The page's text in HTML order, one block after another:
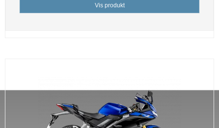
Vis produkt